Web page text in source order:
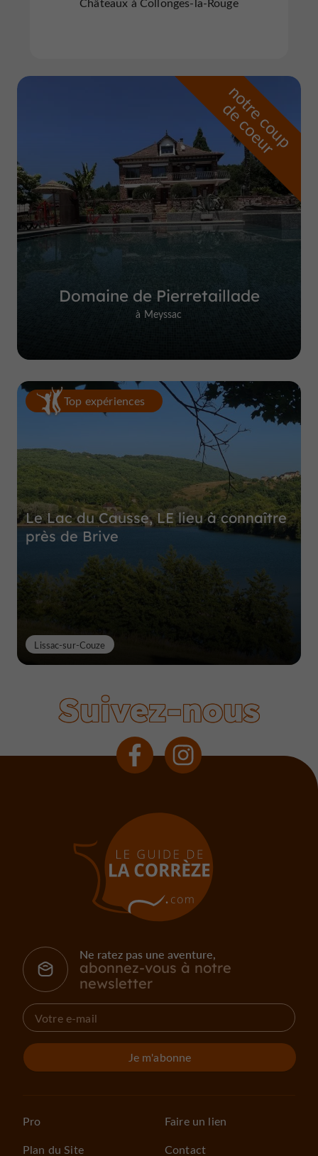
n
o
t
r
e
c
o
u
p
d
e
c
o
e
u
r
Domaine de Pierretaillade
à Meyssac
Top expériences
Le Lac du Causse, LE lieu à connaître
près de Brive
Lissac-sur-Couze
Suivez-nous
Ne ratez pas une aventure,
abonnez-vous à notre
newsletter
Je m'abonne
Pro
Plan du Site
Faire un lien
Contact